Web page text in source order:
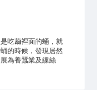
吃繭裡面的蛹，就
的時候，發現居然
為養蠶業及繅絲